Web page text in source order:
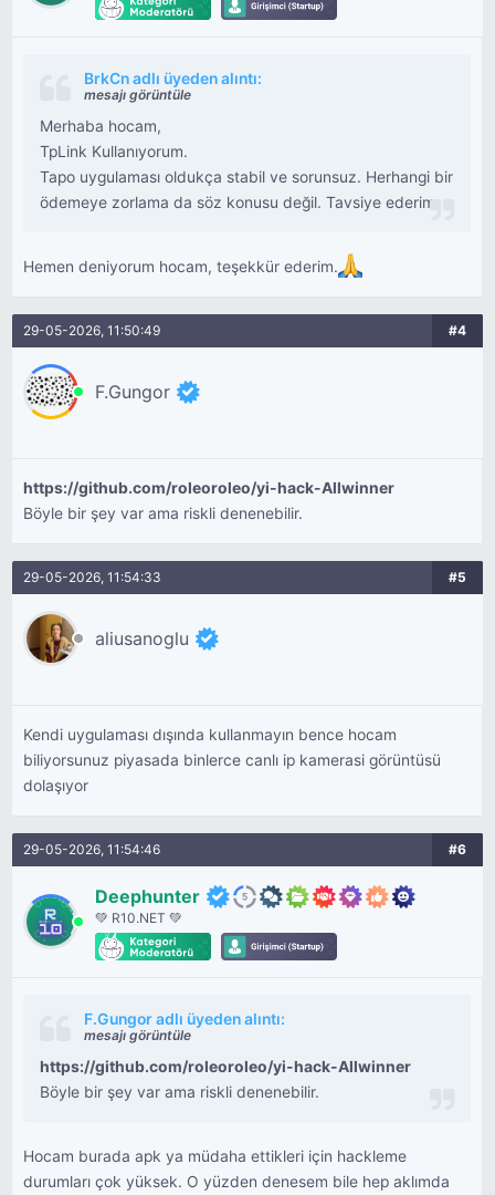
BrkCn adlı üyeden alıntı:
mesajı görüntüle
Merhaba hocam,
TpLink Kullanıyorum.
Tapo uygulaması oldukça stabil ve sorunsuz. Herhangi bir
ödemeye zorlama da söz konusu değil. Tavsiye ederim.
Hemen deniyorum hocam, teşekkür ederim.
29-05-2026, 11:50:49 #4
F.Gungor
https://github.com/roleoroleo/yi-hack-Allwinner
Böyle bir şey var ama riskli denenebilir.
29-05-2026, 11:54:33 #5
aliusanoglu
Kendi uygulaması dışında kullanmayın bence hocam
biliyorsunuz piyasada binlerce canlı ip kamerasi görüntüsü
dolaşıyor
29-05-2026, 11:54:46 #6
Deephunter
💚 R10.NET 💚
F.Gungor adlı üyeden alıntı:
mesajı görüntüle
https://github.com/roleoroleo/yi-hack-Allwinner
Böyle bir şey var ama riskli denenebilir.
Hocam burada apk ya müdaha ettikleri için hackleme
durumları çok yüksek. O yüzden denesem bile hep aklımda